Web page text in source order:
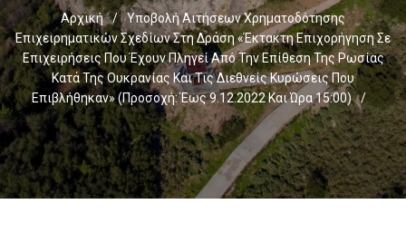
Αρχική /
Υποβολή Αιτήσεων Χρηματοδότησης
Επιχειρηματικών Σχεδίων Στη Δράση «Έκτακτη Επιχορήγηση Σε
Επιχειρήσεις Που Έχουν Πληγεί Από Την Επίθεση Της Ρωσίας
Κατά Της Ουκρανίας Και Τις Διεθνείς Κυρώσεις Που
Επιβλήθηκαν» (Προσοχή: Έως 9.12.2022 Και Ώρα 15:00)
/